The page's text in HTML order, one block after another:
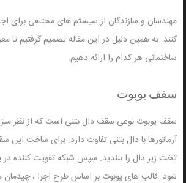
مهندسان و سازندگان از سیستم های مختلفی برای
کنند. به همین دلیل در این مقاله تصمیم گرفتیم تا
ساختمانی هر کدام را ارائه دهیم.
سقف یوبوت
سقف یوبوت نوعی سقف دال بتنی است که از نظر
آرماتورها با دال بتنی تفاوت دارد. برای ساخت این
تخت زیر دال را ببندید. سپس شبکه تقویت کننده در
شود. قالب ‌های یوبوت بر اساس طرح اجرا ،